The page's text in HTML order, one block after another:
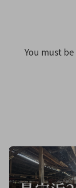
You must be